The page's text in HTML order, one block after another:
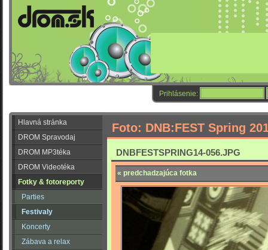
Prihlásenie:
Hlavná stránka
DROM Spravodaj
DROM MP3téka
DROM Videotéka
Fotky & fotoreporty
Parties
Festivaly
Koncerty
Zábava a relax
Foto: DNB:FEST Spring
DNBFESTSPRING14-056.JPG
« predchadzajúca fotka